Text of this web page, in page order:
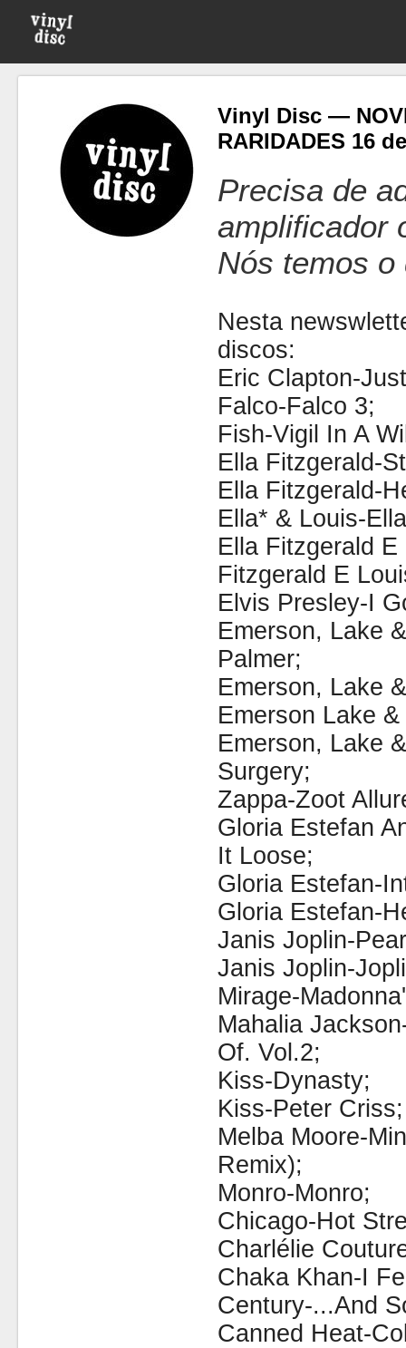
Vinyl Disc —
RARIDADES 16
Precisa de
amplificador
Nós temos o
Nesta
discos:
Eric Clapton-
Falco-Falco 3;
Fish-Vigil In A
Ella Fitzgerald-
Ella Fitzgerald-
Ella* & Louis-
Ella Fitzgerald
Fitzgerald E
Elvis Presley-I
Emerson, Lake
Palmer;
Emerson, Lake
Emerson Lake
Emerson, Lake
Surgery;
Zappa-Zoot
Gloria Estefan
It Loose;
Gloria Estefan-
Gloria Estefan-
Janis Joplin-
Janis Joplin-
Mirage-
Mahalia
Of. Vol.2;
Kiss-Dynasty;
Kiss-Peter Criss;
Melba Moore-
Remix);
Monro-Monro;
Chicago-Hot
Charlélie
Chaka Khan-I
Century-...And
Canned Heat-